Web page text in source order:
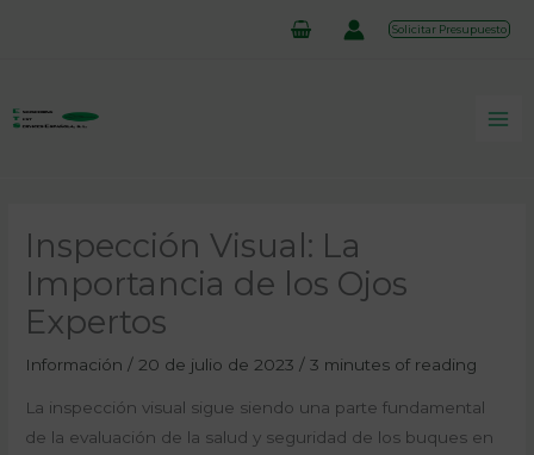
Solicitar Presupuesto
Inspección Visual: La
Importancia de los Ojos
Expertos
Información / 20 de julio de 2023/3 minutes of reading
La inspección visual sigue siendo una parte fundamental
de la evaluación de la salud y seguridad de los buques en